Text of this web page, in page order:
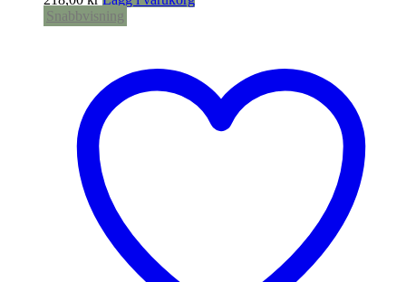
Snabbvisning